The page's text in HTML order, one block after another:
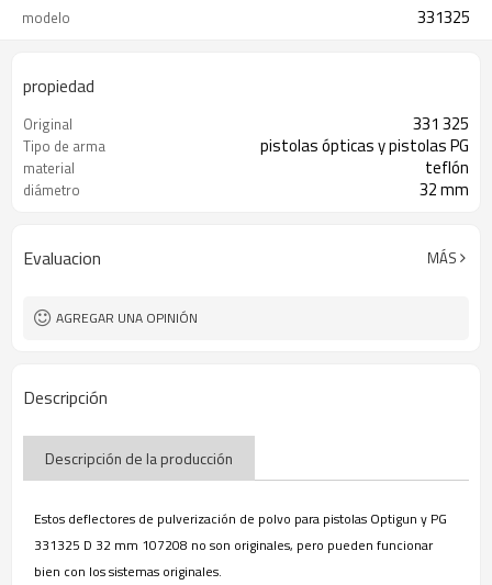
modelo 331325
propiedad
Original 331 325
Tipo de arma pistolas ópticas y pistolas PG
material teflón
diámetro 32 mm
Evaluacion MÁS
AGREGAR UNA OPINIÓN
Descripción
Descripción de la producción
Estos deflectores de pulverización de polvo para pistolas Optigun y PG
331325 D 32 mm 107208 no son originales, pero pueden funcionar
bien con los sistemas originales.